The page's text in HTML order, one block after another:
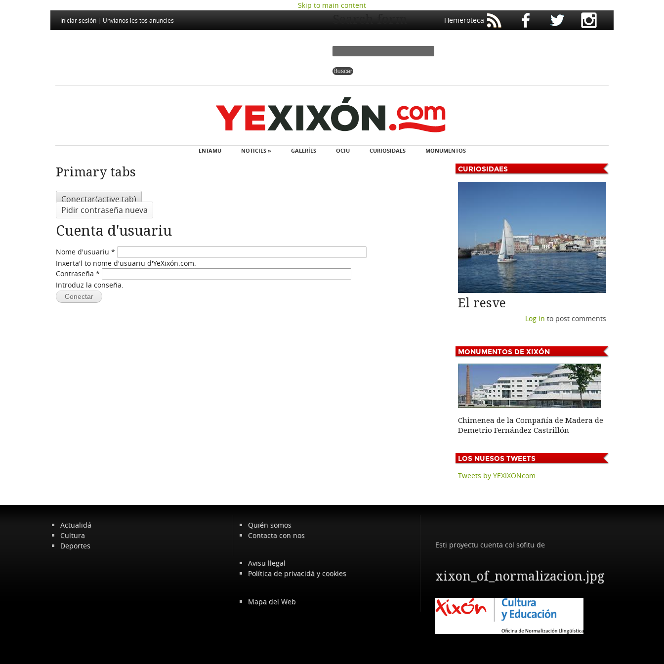
Skip to main content
Iniciar sesión Unvíanos les tos anuncies Hemeroteca
Search form
ENTAMU NOTICIES » GALERÍES OCIU CURIOSIDAES MONUMENTOS
Primary tabs
Conectar(active tab)
Pidir contraseña nueva
Cuenta d'usuariu
Nome d'usuariu *
Inxerta'l to nome d'usuariu d'YeXixón.com.
Contraseña *
Introduz la conseña.
CURIOSIDAES
El resve
Log in to post comments
MONUMENTOS DE XIXÓN
Chimenea de la Compañía de Madera de
Demetrio Fernández Castrillón
LOS NUESOS TWEETS
Tweets by YEXIXONcom
Actualidá
Cultura
Deportes
Quién somos
Contacta con nos
Avisu llegal
Política de privacidá y cookies
Mapa del Web
Esti proyectu cuenta col sofitu de
xixon_of_normalizacion.jpg